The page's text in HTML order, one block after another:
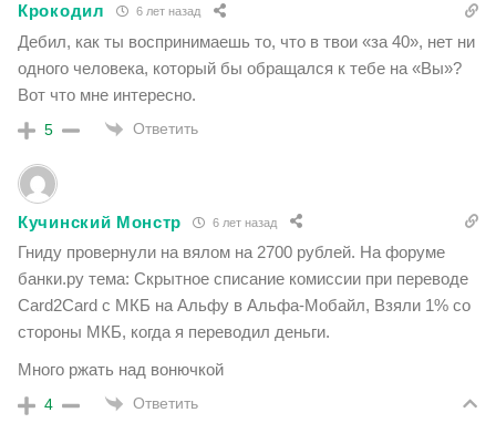
Крокодил 6 лет назад
Дебил, как ты воспринимаешь то, что в твои «за 40», нет ни
одного человека, который бы обращался к тебе на «Вы»?
Вот что мне интересно.
5 Ответить
Кучинский Монстр 6 лет назад
Гниду провернули на вялом на 2700 рублей. На форуме
банки.ру тема: Скрытное списание комиссии при переводе
Card2Card с МКБ на Альфу в Альфа-Мобайл, Взяли 1% со
стороны МКБ, когда я переводил деньги.
Много ржать над вонючкой
4 Ответить